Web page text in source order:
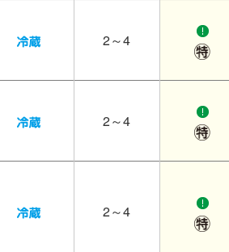
2～4
2～4
2～4